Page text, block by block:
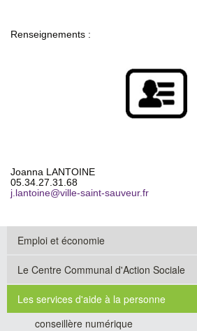
Renseignements :
Joanna LANTOINE
05.34.27.31.68
j.lantoine@ville-saint-sauveur.fr
Emploi et économie
Le Centre Communal d'Action Sociale
Les services d'aide à la personne
conseillère numérique